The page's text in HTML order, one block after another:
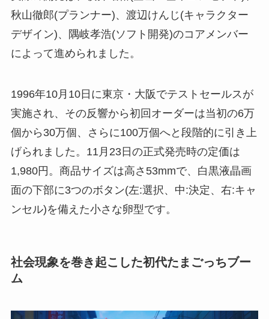
秋山徹郎(プランナー)、渡辺けんじ(キャラクター
デザイン)、隅岐孝浩(ソフト開発)のコアメンバー
によって進められました。
1996年10月10日に東京・大阪でテストセールスが
実施され、その反響から初回オーダーは当初の6万
個から30万個、さらに100万個へと段階的に引き上
げられました。11月23日の正式発売時の定価は
1,980円。商品サイズは高さ53mmで、白黒液晶画
面の下部に3つのボタン(左:選択、中:決定、右:キャ
ンセル)を備えた小さな卵型です。
社会現象を巻き起こした初代たまごっちブー
ム